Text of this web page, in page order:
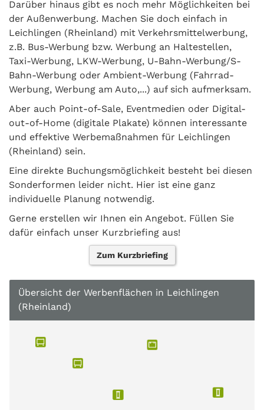
Darüber hinaus gibt es noch mehr Möglichkeiten bei
der Außenwerbung. Machen Sie doch einfach in
Leichlingen (Rheinland) mit Verkehrsmittelwerbung,
z.B. Bus-Werbung bzw. Werbung an Haltestellen,
Taxi-Werbung, LKW-Werbung, U-Bahn-Werbung/S-
Bahn-Werbung oder Ambient-Werbung (Fahrrad-
Werbung, Werbung am Auto,...) auf sich aufmerksam.
Aber auch Point-of-Sale, Eventmedien oder Digital-
out-of-Home (digitale Plakate) können interessante
und effektive Werbemaßnahmen für Leichlingen
(Rheinland) sein.
Eine direkte Buchungsmöglichkeit besteht bei diesen
Sonderformen leider nicht. Hier ist eine ganz
individuelle Planung notwendig.
Gerne erstellen wir Ihnen ein Angebot. Füllen Sie
dafür einfach unser Kurzbriefing aus!
Zum Kurzbriefing
Übersicht der Werbenflächen in Leichlingen
(Rheinland)